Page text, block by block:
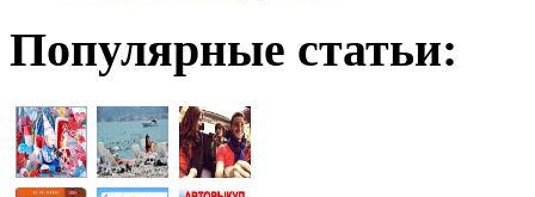
Популярные статьи: